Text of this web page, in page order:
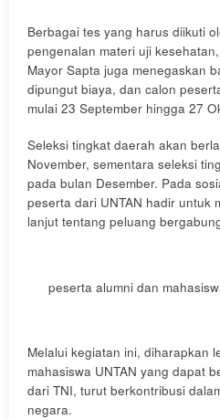
Berbagai tes yang harus diikuti
pengenalan materi uji
Mayor Sapta juga menegaskan
dipungut biaya, dan calon
mulai 23 September hingga 27
Seleksi tingkat daerah akan
November, sementara seleksi
pada bulan Desember. Pada
peserta dari UNTAN hadir untuk
lanjut tentang peluang
peserta alumni dan
Melalui kegiatan ini, diharapkan
mahasiswa UNTAN yang dapat
dari TNI, turut berkontribusi
negara.